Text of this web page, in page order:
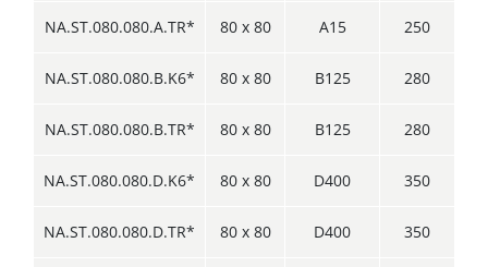
NA.ST.080.080.A.TR* 80 x 80 A15 250
NA.ST.080.080.B.K6* 80 x 80 B125 280
NA.ST.080.080.B.TR* 80 x 80 B125 280
NA.ST.080.080.D.K6* 80 x 80 D400 350
NA.ST.080.080.D.TR* 80 x 80 D400 350